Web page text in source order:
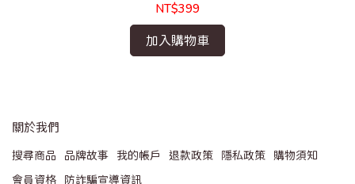
NT$399
加入購物車
關於我們
搜尋商品 品牌故事 我的帳戶 退款政策 隱私政策
購物須知
會員資格
防詐騙宣導資訊